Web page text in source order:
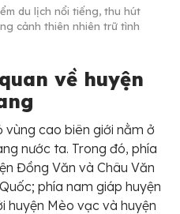
du lịch nổi tiếng, thu hút
cảnh thiên nhiên trữ tình
về huyện
vùng cao biên giới nằm ở
nước ta. Trong đó, phía
Đồng Văn và Châu Văn
phía nam giáp huyện
huyện Mèo vạc và huyện